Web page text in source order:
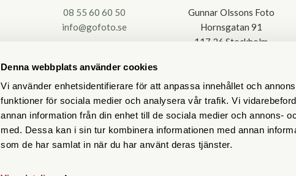
Denna webbplats använder cookies
Vi använder enhetsidentifierare för att anpassa innehållet och
funktioner för sociala medier och analysera vår trafik. Vi
annan information från din enhet till de sociala medier och annons-
med. Dessa kan i sin tur kombinera informationen med annan
som de har samlat in när du har använt deras tjänster.
08 55 60 60 50
info@gofoto.se
Gunnar Olssons Foto
Hornsgatan 91
117 26 Stockholm